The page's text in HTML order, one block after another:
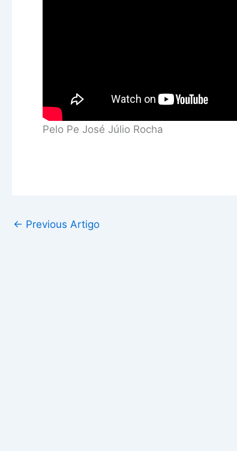
Pelo Pe José Júlio Rocha
← Previous Artigo